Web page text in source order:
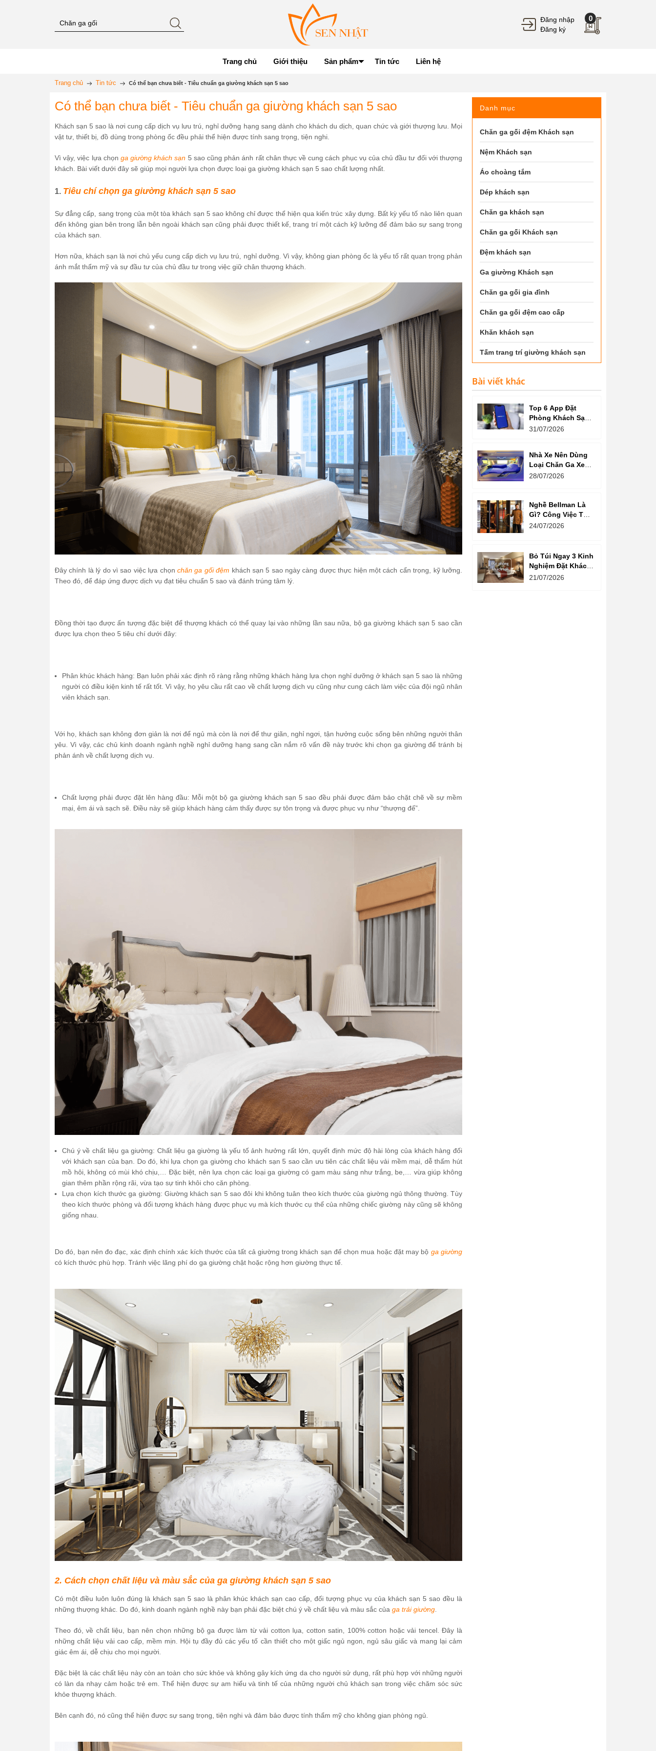
Đăng nhập
Đăng ký
0
Trang chủ Giới thiệu Sản phẩm Tin tức Liên hệ
Trang chủ Tin tức Có thể bạn chưa biết - Tiêu chuẩn ga giường khách sạn 5 sao
Có thể bạn chưa biết - Tiêu chuẩn ga giường khách sạn 5 sao
Khách sạn 5 sao là nơi cung cấp dịch vụ lưu trú, nghỉ dưỡng hạng sang dành cho khách du dịch, quan chức và giới thượng lưu. Mọi
vật tư, thiết bị, đồ dùng trong phòng ốc đều phải thể hiện được tính sang trọng, tiện nghi.
Vì vậy, việc lựa chọn ga giường khách sạn 5 sao cũng phản ánh rất chân thực về cung cách phục vụ của chủ đầu tư đối với thượng
khách. Bài viết dưới đây sẽ giúp mọi người lựa chọn được loại ga giường khách sạn 5 sao chất lượng nhất.
1. Tiêu chí chọn ga giường khách sạn 5 sao
Sự đẳng cấp, sang trọng của một tòa khách sạn 5 sao không chỉ được thể hiện qua kiến trúc xây dựng. Bất kỳ yếu tố nào liên quan
đến không gian bên trong lẫn bên ngoài khách sạn cũng phải được thiết kế, trang trí một cách kỹ lưỡng để đảm bảo sự sang trọng
của khách sạn.
Hơn nữa, khách sạn là nơi chủ yếu cung cấp dịch vụ lưu trú, nghỉ dưỡng. Vì vậy, không gian phòng ốc là yếu tố rất quan trọng phản
ánh mắt thẩm mỹ và sự đầu tư của chủ đầu tư trong việc giữ chân thượng khách.
Đây chính là lý do vì sao việc lựa chọn chăn ga gối đệm khách sạn 5 sao ngày càng được thực hiện một cách cẩn trọng, kỹ lưỡng.
Theo đó, để đáp ứng được dịch vụ đạt tiêu chuẩn 5 sao và đánh trúng tâm lý.
Đồng thời tạo được ấn tượng đặc biệt để thượng khách có thể quay lại vào những lần sau nữa, bộ ga giường khách sạn 5 sao cần
được lựa chọn theo 5 tiêu chí dưới đây:
Phân khúc khách hàng: Bạn luôn phải xác định rõ ràng rằng những khách hàng lựa chọn nghỉ dưỡng ở khách sạn 5 sao là những
người có điều kiện kinh tế rất tốt. Vì vậy, họ yêu cầu rất cao về chất lượng dịch vụ cũng như cung cách làm việc của đội ngũ nhân
viên khách sạn.
Với họ, khách sạn không đơn giản là nơi để ngủ mà còn là nơi để thư giãn, nghỉ ngơi, tận hưởng cuộc sống bên những người thân
yêu. Vì vậy, các chủ kinh doanh ngành nghề nghỉ dưỡng hạng sang cần nắm rõ vấn đề này trước khi chọn ga giường để tránh bị
phản ánh về chất lượng dịch vụ.
Chất lượng phải được đặt lên hàng đầu: Mỗi một bộ ga giường khách sạn 5 sao đều phải được đảm bảo chặt chẽ về sự mềm
mại, êm ái và sạch sẽ. Điều này sẽ giúp khách hàng cảm thấy được sự tôn trọng và được phục vụ như “thượng đế”.
Chú ý về chất liệu ga giường: Chất liệu ga giường là yếu tố ảnh hưởng rất lớn, quyết định mức độ hài lòng của khách hàng đối
với khách sạn của bạn. Do đó, khi lựa chọn ga giường cho khách sạn 5 sao cần ưu tiên các chất liệu vải mềm mại, dễ thấm hút
mồ hôi, không có mùi khó chịu,… Đặc biệt, nên lựa chọn các loại ga giường có gam màu sáng như trắng, be,… vừa giúp không
gian thêm phần rộng rãi, vừa tạo sự tinh khôi cho căn phòng.
Lựa chọn kích thước ga giường: Giường khách sạn 5 sao đôi khi không tuân theo kích thước của giường ngủ thông thường. Tùy
theo kích thước phòng và đối tượng khách hàng được phục vụ mà kích thước cụ thể của những chiếc giường này cũng sẽ không
giống nhau.
Do đó, bạn nên đo đạc, xác định chính xác kích thước của tất cả giường trong khách sạn để chọn mua hoặc đặt may bộ ga giường
có kích thước phù hợp. Tránh việc lãng phí do ga giường chật hoặc rộng hơn giường thực tế.
2. Cách chọn chất liệu và màu sắc của ga giường khách sạn 5 sao
Có một điều luôn luôn đúng là khách sạn 5 sao là phân khúc khách sạn cao cấp, đối tượng phục vụ của khách sạn 5 sao đều là
những thượng khác. Do đó, kinh doanh ngành nghề này bạn phải đặc biệt chú ý về chất liệu và màu sắc của ga trải giường
Theo đó, về chất liệu, bạn nên chọn những bộ ga được làm từ vải cotton lụa, cotton satin, 100% cotton hoặc vải tencel. Đây là
những chất liệu vải cao cấp, mềm mịn. Hội tụ đầy đủ các yếu tố cần thiết cho một giấc ngủ ngon, ngủ sâu giấc và mang lại cảm
giác êm ái, dễ chịu cho mọi người.
Đặc biệt là các chất liệu này còn an toàn cho sức khỏe và không gây kích ứng da cho người sử dụng, rất phù hợp với những người
có làn da nhạy cảm hoặc trẻ em. Thể hiện được sự am hiểu và tinh tế của những người chủ khách sạn trong việc chăm sóc sức
khỏe thượng khách.
Bên cạnh đó, nó cũng thể hiện được sự sang trọng, tiện nghi và đảm bảo được tính thẩm mỹ cho không gian phòng ngủ.
Danh mục
Chăn ga gối đệm Khách sạn
Nệm Khách sạn
Áo choàng tắm
Dép khách sạn
Chăn ga khách sạn
Chăn ga gối Khách sạn
Đệm khách sạn
Ga giường Khách sạn
Chăn ga gối gia đình
Chăn ga gối đệm cao cấp
Khăn khách sạn
Tấm trang trí giường khách sạn
Bài viết khác
Top 6 App Đặt
Phòng Khách Sạn
Giá Tốt, Nhiều Ưu
31/07/2026
Nhà Xe Nên Dùng
Loại Chăn Ga Xe
Giường Nằm Nào?
28/07/2026
Nghề Bellman Là
Gì? Công Việc Thú
Vị Phía Sau Cánh
24/07/2026
Bỏ Túi Ngay 3 Kinh
Nghiệm Đặt Khách
Sạn Giá Rẻ Cho
21/07/2026